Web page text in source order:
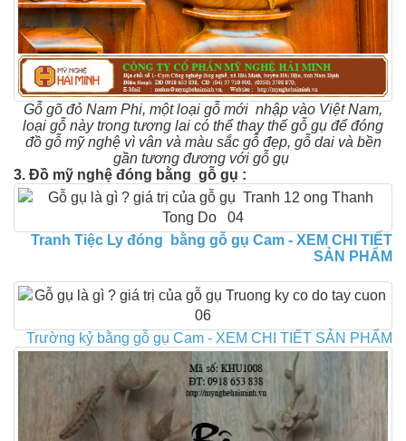
Gỗ gõ đỏ Nam Phi, một loại gỗ mới nhập vào Việt Nam,
loại gỗ này trong tương lai có thể thay thế gỗ gụ để đóng
đồ gỗ mỹ nghệ vì vân và màu sắc gỗ đẹp, gỗ dai và bền
gần tương đương với gỗ gụ
3. Đồ mỹ nghệ đóng bằng gỗ gụ :
Tranh Tiệc Ly đóng bằng gỗ gụ Cam - XEM CHI TIẾT
SẢN PHẨM
Trường kỷ bằng gỗ gụ Cam - XEM CHI TIẾT SẢN PHẨM